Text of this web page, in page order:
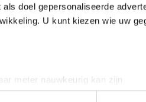
doel gepersonaliseerde
U kunt kiezen wie uw
meter nauwkeurig kan zijn
(fingerprinting)